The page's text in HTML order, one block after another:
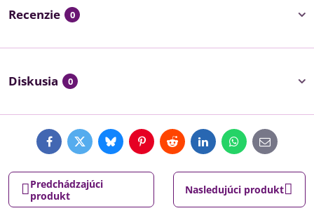
Recenzie 0
Diskusia 0
FacebookTwitterBlueskyPinterestRedditLinkedInWhatsApp
E-
mail
Predchádzajúci
produkt
Nasledujúci produkt